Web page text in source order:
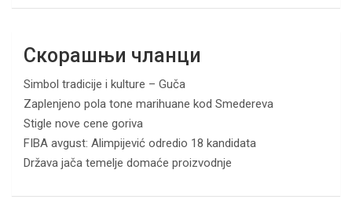
Скорашњи чланци
Simbol tradicije i kulture – Guča
Zaplenjeno pola tone marihuane kod Smedereva
Stigle nove cene goriva
FIBA avgust: Alimpijević odredio 18 kandidata
Država jača temelje domaće proizvodnje